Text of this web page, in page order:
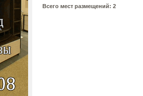
Всего мест размещений: 2